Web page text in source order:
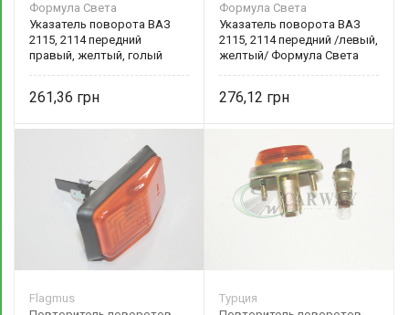
Формула Света
Указатель поворота ВАЗ
2115, 2114 передний
правый, желтый, голый
261,36
Формула Света
Указатель поворота ВАЗ
2115, 2114 передний /левый,
желтый/ Формула Света
276,12
Flagmus
Турция